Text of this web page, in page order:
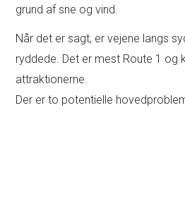
grund af sne og vind.
Når det er sagt, er vejene langs
ryddede. Det er mest Route 1 og
attraktionerne.
Der er to potentielle